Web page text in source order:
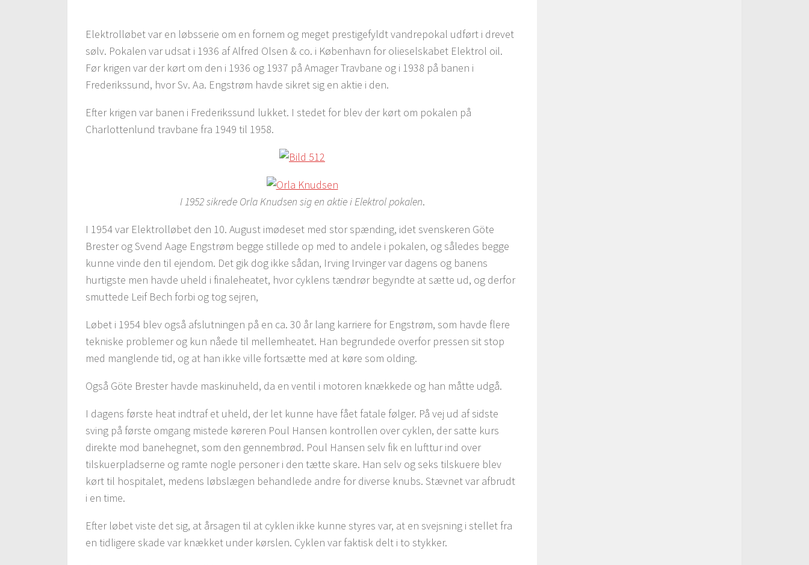
Elektrolløbet var en løbsserie om en fornem og meget prestigefyldt vandrepokal udført i drevet
sølv. Pokalen var udsat i 1936 af Alfred Olsen & co. i København for olieselskabet Elektrol oil.
Før krigen var der kørt om den i 1936 og 1937 på Amager Travbane og i 1938 på banen i
Frederikssund, hvor Sv. Aa. Engstrøm havde sikret sig en aktie i den.
Efter krigen var banen i Frederikssund lukket. I stedet for blev der kørt om pokalen på
Charlottenlund travbane fra 1949 til 1958.
I 1952 sikrede Orla Knudsen sig en aktie i Elektrol pokalen.
I 1954 var Elektrolløbet den 10. August imødeset med stor spænding, idet svenskeren Göte
Brester og Svend Aage Engstrøm begge stillede op med to andele i pokalen, og således begge
kunne vinde den til ejendom. Det gik dog ikke sådan, Irving Irvinger var dagens og banens
hurtigste men havde uheld i finaleheatet, hvor cyklens tændrør begyndte at sætte ud, og derfor
smuttede Leif Bech forbi og tog sejren,
Løbet i 1954 blev også afslutningen på en ca. 30 år lang karriere for Engstrøm, som havde flere
tekniske problemer og kun nåede til mellemheatet. Han begrundede overfor pressen sit stop
med manglende tid, og at han ikke ville fortsætte med at køre som olding.
Også Göte Brester havde maskinuheld, da en ventil i motoren knækkede og han måtte udgå.
I dagens første heat indtraf et uheld, der let kunne have fået fatale følger. På vej ud af sidste
sving på første omgang mistede køreren Poul Hansen kontrollen over cyklen, der satte kurs
direkte mod banehegnet, som den gennembrød. Poul Hansen selv fik en lufttur ind over
tilskuerpladserne og ramte nogle personer i den tætte skare. Han selv og seks tilskuere blev
kørt til hospitalet, medens løbslægen behandlede andre for diverse knubs. Stævnet var afbrudt
i en time.
Efter løbet viste det sig, at årsagen til at cyklen ikke kunne styres var, at en svejsning i stellet fra
en tidligere skade var knækket under kørslen. Cyklen var faktisk delt i to stykker.